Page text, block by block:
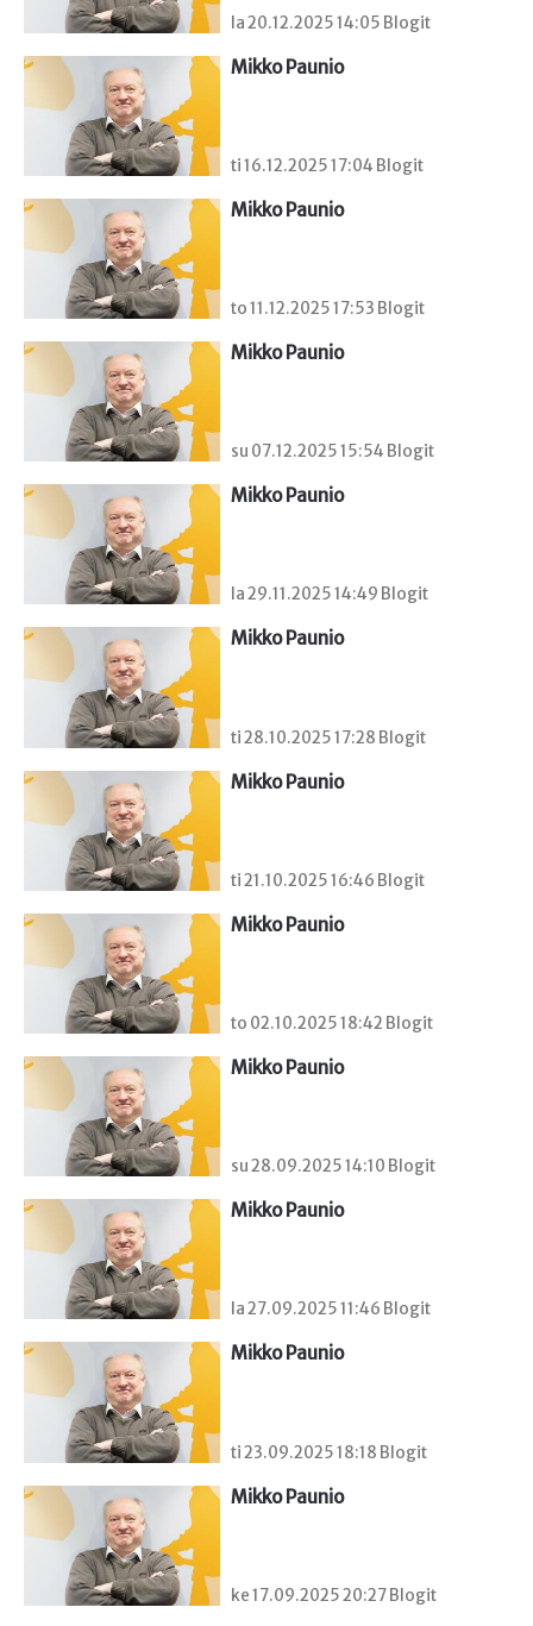
la 20.12.2025 14:05 Blogit
Mikko Paunio
ti 16.12.2025 17:04 Blogit
Mikko Paunio
to 11.12.2025 17:53 Blogit
Mikko Paunio
su 07.12.2025 15:54 Blogit
Mikko Paunio
la 29.11.2025 14:49 Blogit
Mikko Paunio
ti 28.10.2025 17:28 Blogit
Mikko Paunio
ti 21.10.2025 16:46 Blogit
Mikko Paunio
to 02.10.2025 18:42 Blogit
Mikko Paunio
su 28.09.2025 14:10 Blogit
Mikko Paunio
la 27.09.2025 11:46 Blogit
Mikko Paunio
ti 23.09.2025 18:18 Blogit
Mikko Paunio
ke 17.09.2025 20:27 Blogit